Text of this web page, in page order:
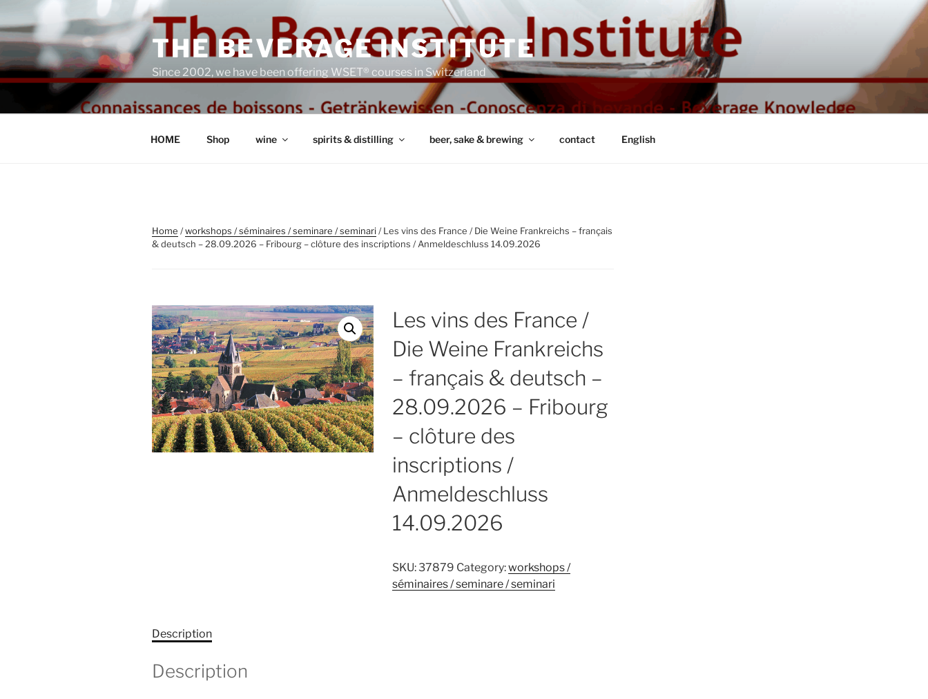
to
content
THE BEVERAGE INSTITUTE
Since 2002, we have been offering WSET® courses in Switzerland
HOME Shop wine spirits & distilling beer, sake & brewing contact English
Home /workshops / séminaires / seminare / seminari / Les vins des France / Die Weine Frankreichs – français
& deutsch – 28.09.2026 – Fribourg – clôture des inscriptions / Anmeldeschluss 14.09.2026
Les vins des France /
Die Weine Frankreichs
– français & deutsch –
28.09.2026 – Fribourg
– clôture des
inscriptions /
Anmeldeschluss
14.09.2026
SKU:37879 Category:workshops /
séminaires / seminare / seminari
Description
Description